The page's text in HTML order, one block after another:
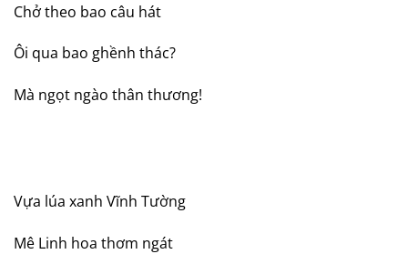
Chở theo bao câu hát
Ôi qua bao ghềnh thác?
Mà ngọt ngào thân thương!
Vựa lúa xanh Vĩnh Tường
Mê Linh hoa thơm ngát